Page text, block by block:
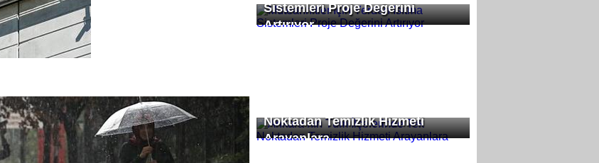
Sistemleri Proje Değerini
Artırıyor
Noktadan Temizlik Hizmeti
Arayanlara